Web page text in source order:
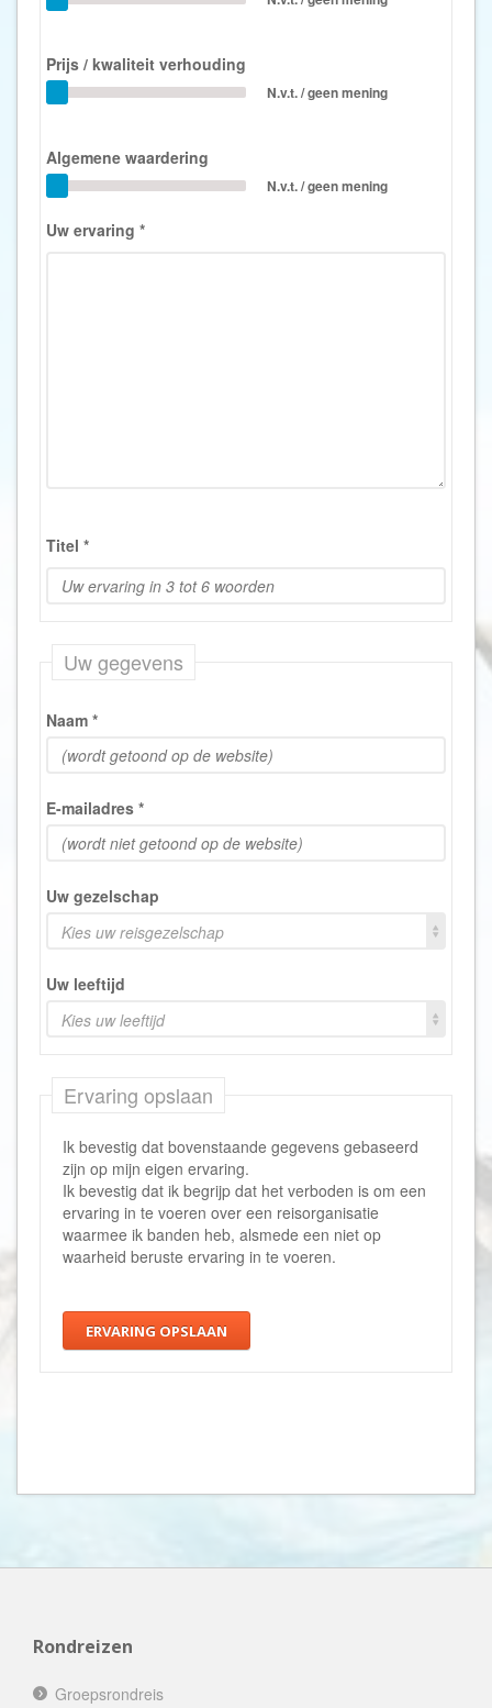
Prijs / kwaliteit verhouding
N.v.t. / geen mening
Algemene waardering
N.v.t. / geen mening
Uw ervaring *
Titel *
Uw gegevens
Naam *
E-mailadres *
Uw gezelschap
Kies uw reisgezelschap
Uw leeftijd
Kies uw leeftijd
Ervaring opslaan
Ik bevestig dat bovenstaande gegevens gebaseerd
zijn op mijn eigen ervaring.
Ik bevestig dat ik begrijp dat het verboden is om een
ervaring in te voeren over een reisorganisatie
waarmee ik banden heb, alsmede een niet op
waarheid beruste ervaring in te voeren.
ERVARING OPSLAAN
Rondreizen
Groepsrondreis